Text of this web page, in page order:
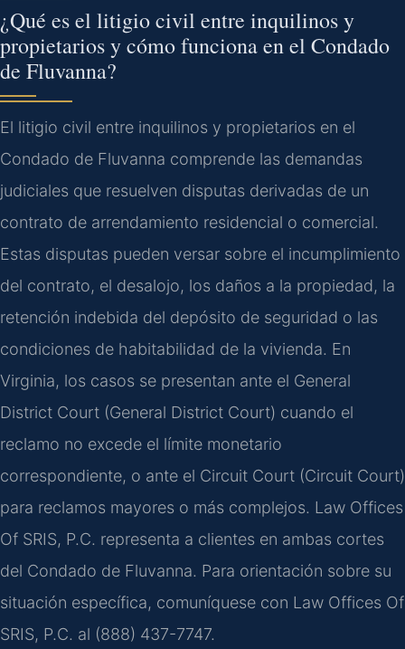
¿Qué es el litigio civil entre inquilinos y
propietarios y cómo funciona en el Condado
de Fluvanna?
El litigio civil entre inquilinos y propietarios en el
Condado de Fluvanna comprende las demandas
judiciales que resuelven disputas derivadas de un
contrato de arrendamiento residencial o comercial.
Estas disputas pueden versar sobre el incumplimiento
del contrato, el desalojo, los daños a la propiedad, la
retención indebida del depósito de seguridad o las
condiciones de habitabilidad de la vivienda. En
Virginia, los casos se presentan ante el General
District Court (General District Court) cuando el
reclamo no excede el límite monetario
correspondiente, o ante el Circuit Court (Circuit Court)
para reclamos mayores o más complejos. Law Offices
Of SRIS, P.C. representa a clientes en ambas cortes
del Condado de Fluvanna. Para orientación sobre su
situación específica, comuníquese con Law Offices Of
SRIS, P.C. al (888) 437-7747.